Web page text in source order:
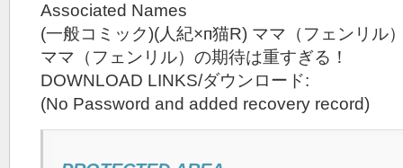
Associated Names
(一般コミック)(人紀×п猫R) ママ（フェンリル
ママ（フェンリル）の期待は重すぎる！
DOWNLOAD LINKS/ダウンロード:
(No Password and added recovery record)